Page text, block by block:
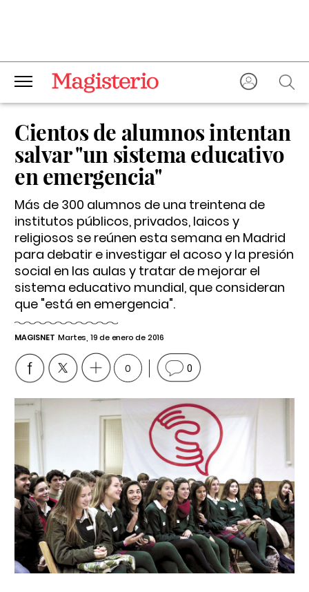
Cientos de alumnos intentan
salvar "un sistema educativo
en emergencia"
Más de 300 alumnos de una treintena de
institutos públicos, privados, laicos y
religiosos se reúnen esta semana en Madrid
para debatir e investigar el acoso y la presión
social en las aulas y tratar de mejorar el
sistema educativo mundial, que consideran
que "está en emergencia".
MAGISNET Martes, 19 de enero de 2016
0 0